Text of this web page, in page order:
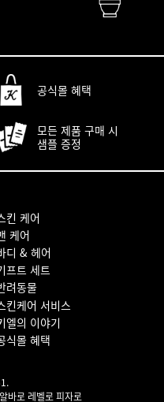
공식몰 혜택
모든 제품 구매 시
샘플 증정
킨 케어
케어
디 & 헤어
프트 세트
려동물
킨케어 서비스
엘의 이야기
식몰 혜택
바로 레벨로 피자로